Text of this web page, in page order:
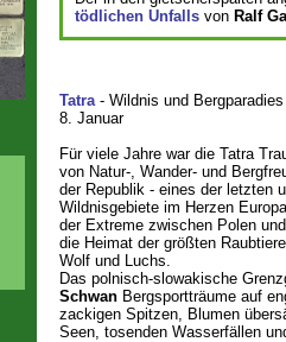
tödlichen Unfallsvon Ralf
Tatra- Wildnis und
8. Januar
Für viele Jahre war die Tatra
von Natur-, Wander- und
der Republik - eines der letzten
Wildnisgebiete im Herzen
der Extreme zwischen Polen
die Heimat der größten
Wolf und Luchs.
Das polnisch-slowakische
SchwanBergsportträume auf
zackigen Spitzen, Blumen
Seen, tosenden Wasserfällen